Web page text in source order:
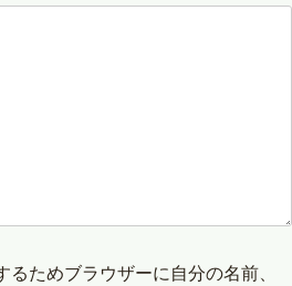
ためブラウザーに自分の名前、